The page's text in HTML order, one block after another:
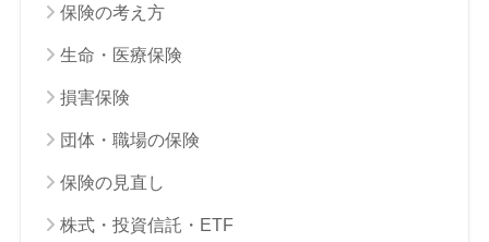
保険の考え方
生命・医療保険
損害保険
団体・職場の保険
保険の見直し
株式・投資信託・ETF